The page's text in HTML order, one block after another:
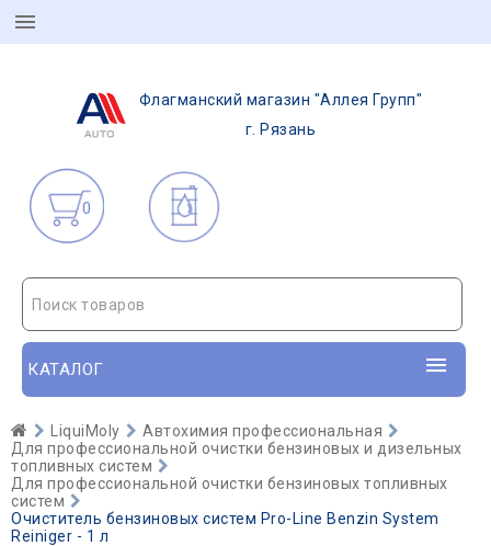
Флагманский магазин "Аллея Групп"
г. Рязань
0
Поиск товаров
КАТАЛОГ
LiquiMoly
Автохимия профессиональная
Для профессиональной очистки бензиновых и дизельных
топливных систем
Для профессиональной очистки бензиновых топливных
систем
Очиститель бензиновых систем Pro-Line Benzin System
Reiniger - 1 л